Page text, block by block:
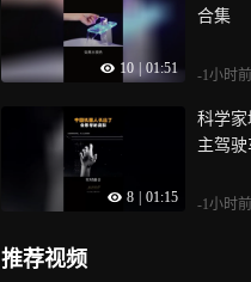
10 01:51
合集
-1小时前
8 01:15
科学家
主驾驶
-1小时前
推荐视频